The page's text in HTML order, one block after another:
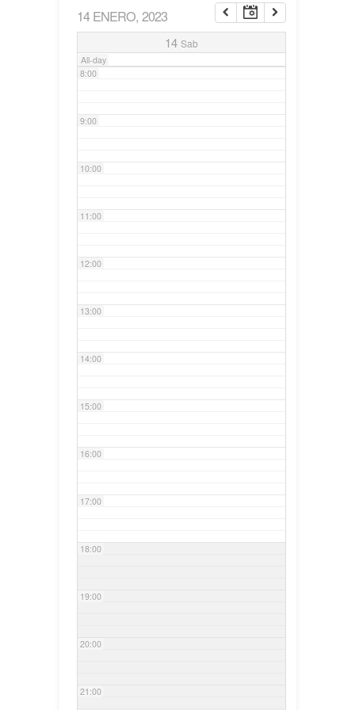
14 ENERO, 2023
14 Sab
All-day
7:00
8:00
9:00
10:00
11:00
12:00
13:00
14:00
15:00
16:00
17:00
18:00
19:00
20:00
21:00